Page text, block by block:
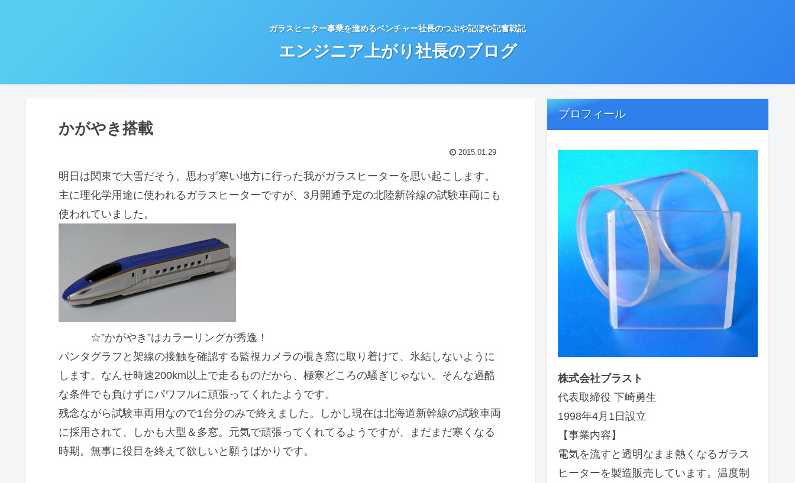
ガラスヒーター事業を進めるベンチャー社長のつぶや記ぼや記奮戦記
エンジニア上がり社長のブログ
かがやき搭載
2015.01.29
明日は関東で大雪だそう。思わず寒い地方に行った我がガラスヒーターを思い起こします。
主に理化学用途に使われるガラスヒーターですが、3月開通予定の北陸新幹線の試験車両にも
使われていました。
☆”かがやき”はカラーリングが秀逸！
パンタグラフと架線の接触を確認する監視カメラの覗き窓に取り着けて、氷結しないように
します。なんせ時速200km以上で走るものだから、極寒どころの騒ぎじゃない。そんな過酷
な条件でも負けずにパワフルに頑張ってくれたようです。
残念ながら試験車両用なので1台分のみで終えました。しかし現在は北海道新幹線の試験車両
に採用されて、しかも大型＆多窓。元気で頑張ってくれてるようですが、まだまだ寒くなる
時期。無事に役目を終えて欲しいと願うばかりです。
プロフィール
株式会社ブラスト
代表取締役 下崎勇生
1998年4月1日設立
【事業内容】
電気を流すと透明なまま熱くなるガラス
ヒーターを製造販売しています。温度制